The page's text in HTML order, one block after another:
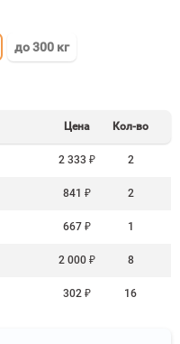
до 300 кг
Цена Кол-во
2 333 ₽ 2
841 ₽ 2
667 ₽ 1
2 000 ₽ 8
302 ₽ 16